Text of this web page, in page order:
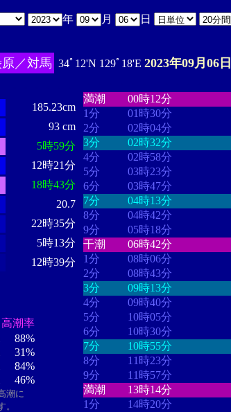
年 月 日
／対馬 34ﾟ12'N 129ﾟ18'E 2023年09月06
185.23cm
93 cm
5時59分
12時21分
18時43分
20.7
22時35分
5時13分
12時39分
高潮率
88%
31%
84%
46%
潮に
満潮
00時12分
1分
01時30分
2分
02時04分
3分
02時32分
4分
02時58分
5分
03時23分
6分
03時47分
7分
04時13分
8分
04時42分
9分
05時18分
干潮
06時42分
1分
08時06分
2分
08時43分
3分
09時13分
4分
09時40分
5分
10時05分
6分
10時30分
7分
10時55分
8分
11時23分
9分
11時57分
満潮
13時14分
1分
14時20分